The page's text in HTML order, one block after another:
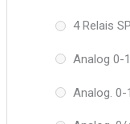
4 Relais
Analog 0-
Analog. 0-